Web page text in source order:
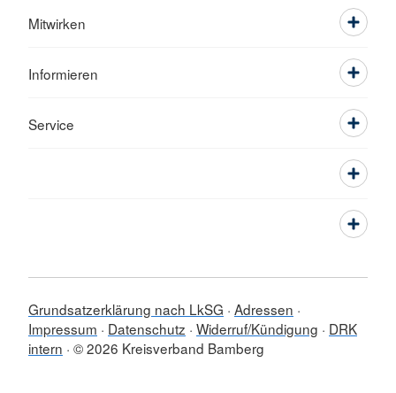
Mitwirken
Informieren
Service
Grundsatzerklärung nach LkSG Adressen
Impressum
Datenschutz Widerruf/Kündigung
DRK
intern © 2026 Kreisverband Bamberg